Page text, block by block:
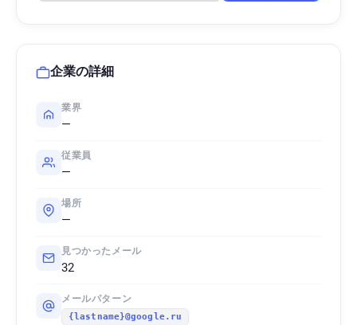
企業の詳細
業界
—
従業員
—
場所
—
見つかったメール
32
メールパターン
{lastname}@google.ru